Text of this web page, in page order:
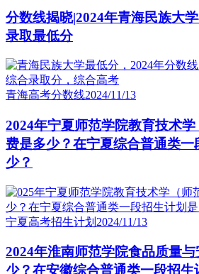
分数线揭晓|2024年青海民族大
录取最低分
青海高考分数线2024/11/13
2024年宁夏师范学院教育技术
费是多少？在宁夏综合普通类一
少？
宁夏高考招生计划 2024/11/13
2024年淮南师范学院食品质量
少？在安徽综合普通类一段招生